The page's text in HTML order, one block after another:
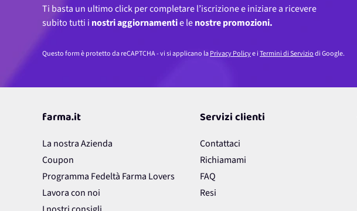
Ti basta un ultimo click per completare l’iscrizione e iniziare a ricevere
subito tutti i nostri aggiornamentie lenostre promozioni.
Questo form è protetto da reCAPTCHA - vi si applicano laPrivacy Policye iTermini di Serviziodi Google.
farma.it
La nostra Azienda
Coupon
Programma Fedeltà Farma Lovers
Lavora con noi
Servizi clienti
Contattaci
Richiamami
FAQ
Resi